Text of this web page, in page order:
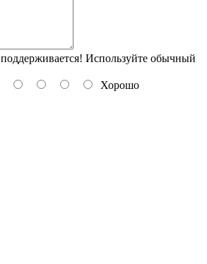
Используйте обычный
Хорошо